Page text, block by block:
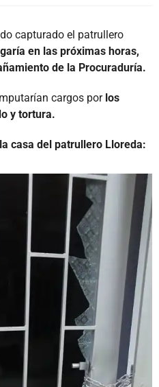
capturado el patrullero
en las próximas horas,
de la Procuraduría.
cargos por los
y tortura.
casa del patrullero Lloreda: